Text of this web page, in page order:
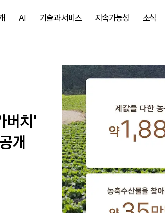
AI 기술과 서비스 지속가능성 소식
버치’
개